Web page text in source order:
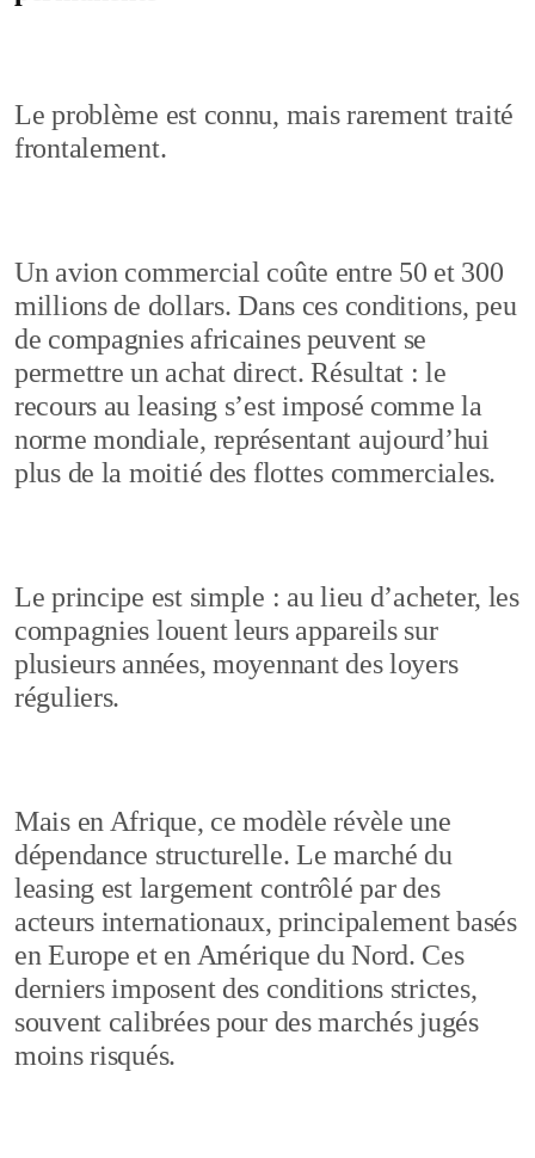
Le problème est connu, mais rarement traité
frontalement.
Un avion commercial coûte entre 50 et 300
millions de dollars. Dans ces conditions, peu
de compagnies africaines peuvent se
permettre un achat direct. Résultat : le
recours au leasing s’est imposé comme la
norme mondiale, représentant aujourd’hui
plus de la moitié des flottes commerciales.
Le principe est simple : au lieu d’acheter, les
compagnies louent leurs appareils sur
plusieurs années, moyennant des loyers
réguliers.
Mais en Afrique, ce modèle révèle une
dépendance structurelle. Le marché du
leasing est largement contrôlé par des
acteurs internationaux, principalement basés
en Europe et en Amérique du Nord. Ces
derniers imposent des conditions strictes,
souvent calibrées pour des marchés jugés
moins risqués.